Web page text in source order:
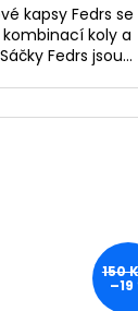
kapsy Fedrs se
kombinací koly a
Fedrs jsou...
150
–19